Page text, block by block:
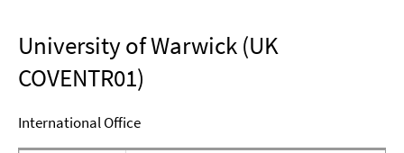
University of Warwick (UK
COVENTR01)
International Office